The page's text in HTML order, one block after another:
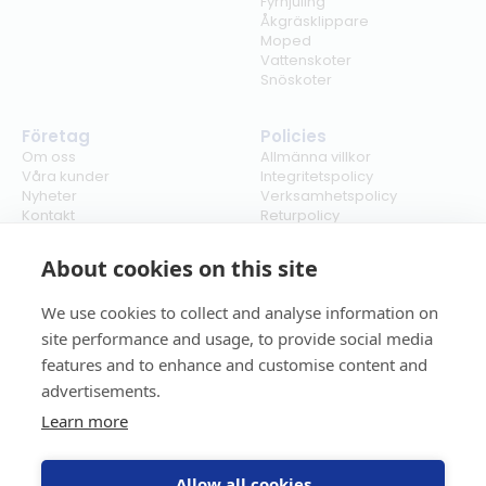
About cookies on this site
We use cookies to collect and analyse information on
site performance and usage, to provide social media
features and to enhance and customise content and
advertisements.
Learn more
Åkgräsklippare
Moped
Vattenskoter
Snöskoter
Företag
Om oss
Våra kunder
Nyheter
Kontakt
Policies
Allmänna villkor
Integritetspolicy
Verksamhetspolicy
Returpolicy
Cookies